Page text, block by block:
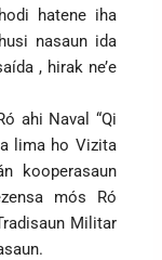
hatene iha
nasaun ida
, hirak ne’e
ahi Naval “Qi
lima ho Vizita
kooperasaun
mós Ró
Militar